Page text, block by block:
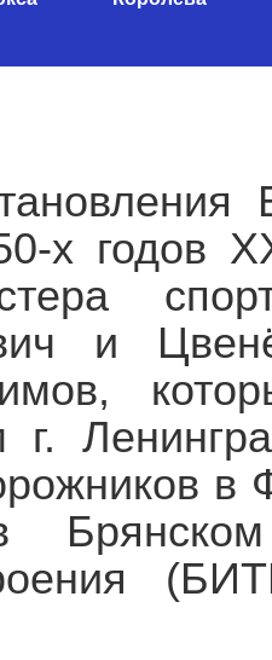
х годов
и
г.
в